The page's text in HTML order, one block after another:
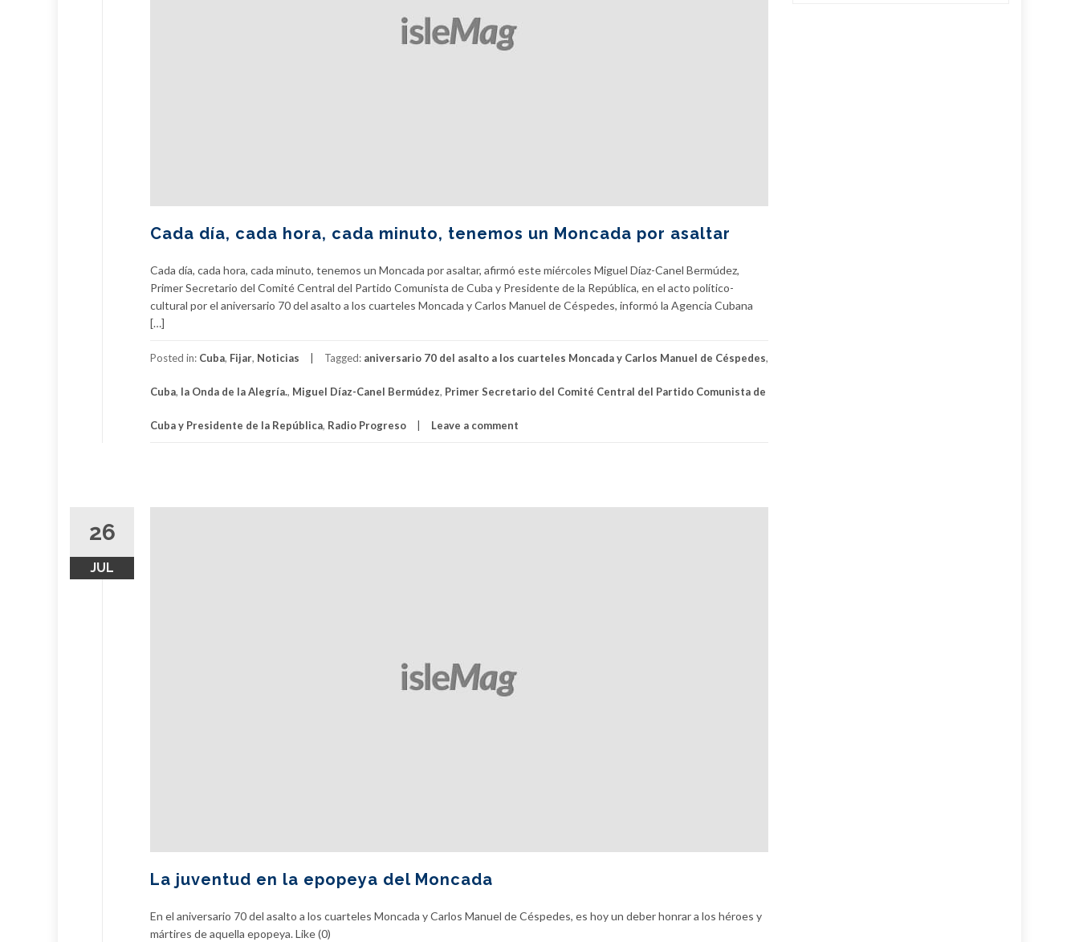
Cada día, cada hora, cada minuto, tenemos un Moncada por asaltar
Cada día, cada hora, cada minuto, tenemos un Moncada por asaltar, afirmó este miércoles Miguel Díaz-Canel Bermúdez,
Primer Secretario del Comité Central del Partido Comunista de Cuba y Presidente de la República, en el acto político-
cultural por el aniversario 70 del asalto a los cuarteles Moncada y Carlos Manuel de Céspedes, informó la Agencia Cubana
[…]
Posted in: Cuba, Fijar, Noticias Tagged: aniversario 70 del asalto a los cuarteles Moncada y Carlos Manuel de Céspedes,
Cuba, la Onda de la Alegría., Miguel Díaz-Canel Bermúdez, Primer Secretario del Comité Central del Partido Comunista de
Cuba y Presidente de la República, Radio Progreso Leave a comment
26
JUL
La juventud en la epopeya del Moncada
En el aniversario 70 del asalto a los cuarteles Moncada y Carlos Manuel de Céspedes, es hoy un deber honrar a los héroes y
mártires de aquella epopeya. Like (0)